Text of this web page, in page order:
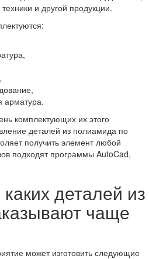
и другой продукции.
арматура.
комплектующих их этого
деталей из полиамида по
получить элемент любой
подходят программы AutoCad,
деталей из
чаще
может изготовить следующие